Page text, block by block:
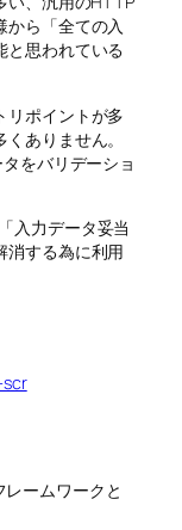
から「全ての入
と思われている
リポイントが多
ありません。
をバリデーショ
入力データ妥当
消する為に利用
ームワークと